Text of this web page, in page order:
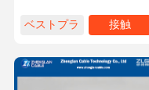
ベストプラ
接触